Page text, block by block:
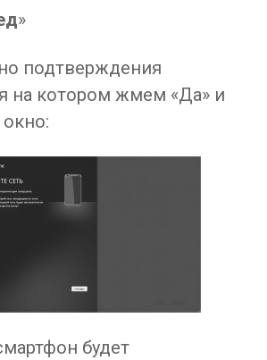
»
подтверждения
на котором жмем «Да» и
будет